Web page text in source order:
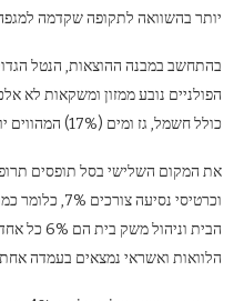
יותר בהשוואה לתקופה שקדמה
בהתחשב במבנה ההוצאות, הנטל
כולל חשמל, גז ומים (17%) המהווים יותר משליש מכלל העלויות.
וכרטיסי נסיעה
הבית
הלוואות ואשראי נמצאים בעמדה אחת למטה,